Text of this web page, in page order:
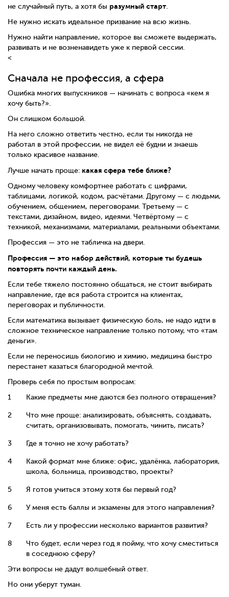
не случайный путь, а хотя бы разумный старт
Не нужно искать идеальное призвание на всю жизнь.
Нужно найти направление, которое вы сможете выдержать,
развивать и не возненавидеть уже к первой сессии.
<
Сначала не профессия, а сфера
Ошибка многих выпускников — начинать с вопроса «кем я
хочу быть?».
Он слишком большой.
На него сложно ответить честно, если ты никогда не
работал в этой профессии, не видел её будни и знаешь
только красивое название.
Лучше начать проще: какая сфера тебе ближе?
Одному человеку комфортнее работать с цифрами,
таблицами, логикой, кодом, расчётами. Другому — с людьми,
обучением, общением, переговорами. Третьему — с
текстами, дизайном, видео, идеями. Четвёртому — с
техникой, механизмами, материалами, реальными объектами.
Профессия — это не табличка на двери.
Профессия — это набор действий, которые ты будешь
повторять почти каждый день.
Если тебе тяжело постоянно общаться, не стоит выбирать
направление, где вся работа строится на клиентах,
переговорах и публичности.
Если математика вызывает физическую боль, не надо идти в
сложное техническое направление только потому, что «там
деньги».
Если не переносишь биологию и химию, медицина быстро
перестанет казаться благородной мечтой.
Проверь себя по простым вопросам:
Какие предметы мне даются без полного отвращения?
Что мне проще: анализировать, объяснять, создавать,
считать, организовывать, помогать, чинить, писать?
Где я точно не хочу работать?
Какой формат мне ближе: офис, удалёнка, лаборатория,
школа, больница, производство, проекты?
Я готов учиться этому хотя бы первый год?
У меня есть баллы и экзамены для этого направления?
Есть ли у профессии несколько вариантов развития?
Что будет, если через год я пойму, что хочу сместиться
в соседнюю сферу?
Эти вопросы не дадут волшебный ответ.
Но они уберут туман.